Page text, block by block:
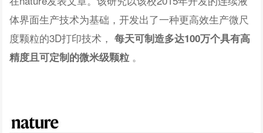
体界面生产技术为基础，开发出了一种更高效生产微尺
度颗粒的3D打印技术， 每天可制造多达100万个具有高
精度且可定制的微米级颗粒 。